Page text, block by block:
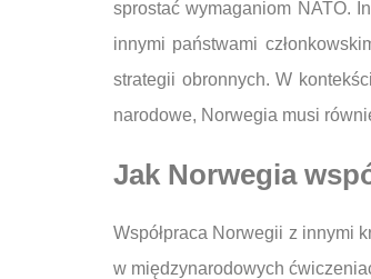
sprostać wymaganiom NATO.
innymi państwami
strategii obronnych. W
narodowe, Norwegia musi
Jak Norwegia
Współpraca Norwegii z innymi
w międzynarodowych